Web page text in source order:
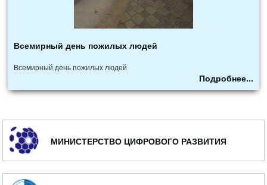
Всемирный день пожилых людей
Всемирный день пожилых людей
Подробнее...
МИНИСТЕРСТВО ЦИФРОВОГО РАЗВИТИЯ